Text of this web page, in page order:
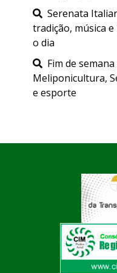
Serenata
tradição, música
o dia
Fim de
Meliponicultura,
e esporte